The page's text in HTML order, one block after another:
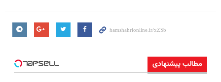
مطالب پیشنهادی